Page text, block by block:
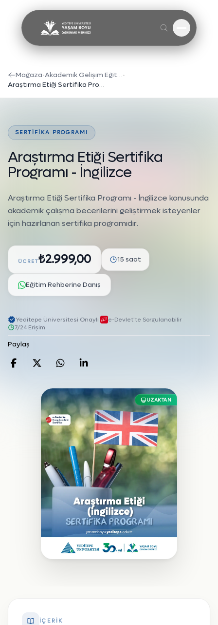
Menüyü
Mağaza• Akademik Gelişim Eğitimleri•
Araştırma Etiği Sertifika Programı - İngilizce
SERTIFIKA PROGRAMI
Araştırma Etiği Sertifika
Programı - İngilizce
Araştırma Etiği Sertifika Programı - İngilizce konusunda
akademik çalışma becerilerini geliştirmek isteyenler
için hazırlanan sertifika programıdır.
ÜCRET₺2.999,00 15 saat
Eğitim Rehberine Danış
Yeditepe Üniversitesi Onaylı e-Devlet'te Sorgulanabilir·
7/24 Erişim
Paylaş
Facebook'da paylaş
Twitter'da paylaş
WhatsApp'da paylaş
Linkedin'de paylaş
UZAKTAN
İÇERIK